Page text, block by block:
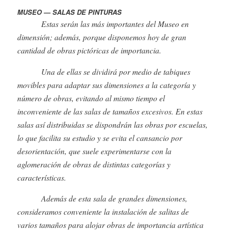
MUSEO — SALAS DE PINTURAS
Estas serán las más importantes del Museo en
dimensión; además, porque disponemos hoy de gran
cantidad de obras pictóricas de importancia.
Una de ellas se dividirá por medio de tabiques
movibles para adaptar sus dimensiones a la categoría y
número de obras, evitando al mismo tiempo el
inconveniente de las salas de tamaños excesivos. En estas
salas así distribuidas se dispondrán las obras por escuelas,
lo que facilita su estudio y se evita el cansancio por
desorientación, que suele experimentarse con la
aglomeración de obras de distintas categorías y
características.
Además de esta sala de grandes dimensiones,
consideramos conveniente la instalación de salitas de
varios tamaños para alojar obras de importancia artística